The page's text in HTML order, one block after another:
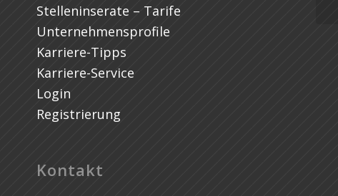
Stelleninserate – Tarife
Unternehmensprofile
Karriere-Tipps
Karriere-Service
Login
Registrierung
Kontakt